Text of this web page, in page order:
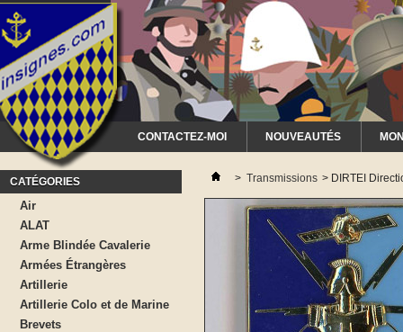
CONTACTEZ-MOI NOUVEAUTÉS
CATÉGORIES
Air
ALAT
Arme Blindée Cavalerie
Armées Étrangères
Artillerie
Artillerie Colo et de Marine
Brevets
> Transmissions > DIRTEI